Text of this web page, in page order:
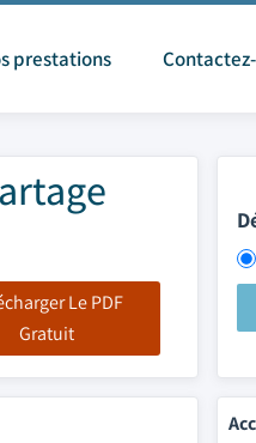
prestations
Le PDF
Gratuit